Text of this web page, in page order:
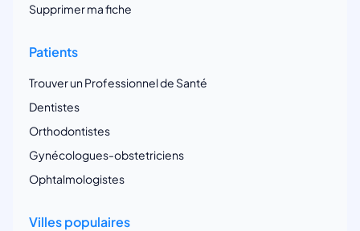
Supprimer ma fiche
Patients
Trouver un Professionnel de Santé
Dentistes
Orthodontistes
Gynécologues-obstetriciens
Ophtalmologistes
Villes populaires